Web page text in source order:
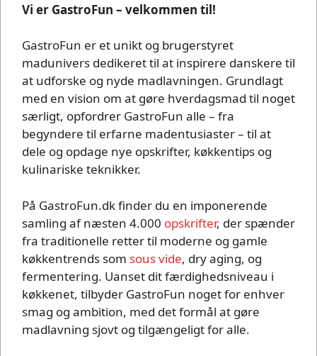
Vi er GastroFun – velkommen til!
GastroFun er et unikt og brugerstyret
madunivers dedikeret til at inspirere danskere til
at udforske og nyde madlavningen. Grundlagt
med en vision om at gøre hverdagsmad til noget
særligt, opfordrer GastroFun alle – fra
begyndere til erfarne madentusiaster – til at
dele og opdage nye opskrifter, køkkentips og
kulinariske teknikker.
På GastroFun.dk finder du en imponerende
samling af næsten 4.000 opskrifter, der spænder
fra traditionelle retter til moderne og gamle
køkkentrends som sous vide, dry aging, og
fermentering. Uanset dit færdighedsniveau i
køkkenet, tilbyder GastroFun noget for enhver
smag og ambition, med det formål at gøre
madlavning sjovt og tilgængeligt for alle.